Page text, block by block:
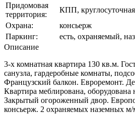
Придомовая
территория:
КПП,
Охрана:
консьерж
Паркинг:
eсть, охраняемый,
Описание
3-х комнатная квартира 130 кв.м.
санузла, гардеробные комнаты,
Французский балкон. Евроремонт.
Квартира меблирована, оборудована
Закрытый огороженный двор.
консьерж. 2 охраняемых наземных м/